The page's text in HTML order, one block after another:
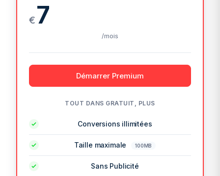
€ 7
/mois
Démarrer Premium
TOUT DANS GRATUIT, PLUS
Conversions illimitées
Taille maximale 100MB
Sans Publicité